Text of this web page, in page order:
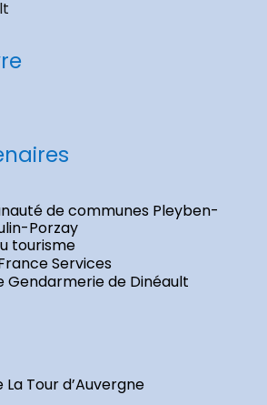
de communes Pleyben-
Porzay
tourisme
Services
Gendarmerie de Dinéault
La Tour d’Auvergne